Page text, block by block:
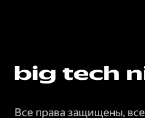
Все права защищены,